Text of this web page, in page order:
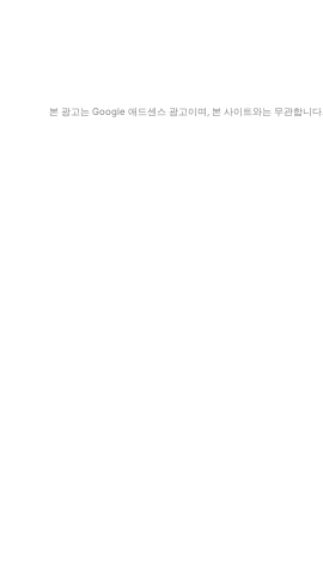
본 광고는 Google 애드센스 광고이며, 본 사이트와는 무관합니다.